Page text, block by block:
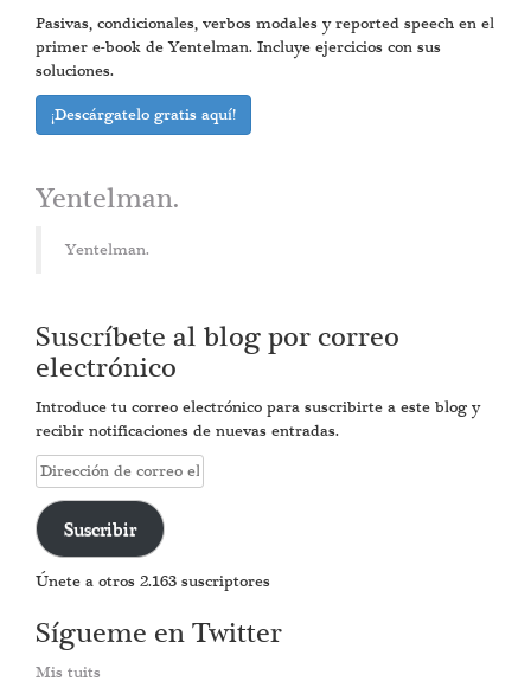
Pasivas, condicionales, verbos modales y reported speech en el
primer e-book de Yentelman. Incluye ejercicios con sus
soluciones.
¡Descárgatelo gratis aquí!
Yentelman.
Yentelman.
Suscríbete al blog por correo
electrónico
Introduce tu correo electrónico para suscribirte a este blog y
recibir notificaciones de nuevas entradas.
Dirección
de
correo
electrónico
Suscribir
Únete a otros 2.163 suscriptores
Sígueme en Twitter
Mis tuits